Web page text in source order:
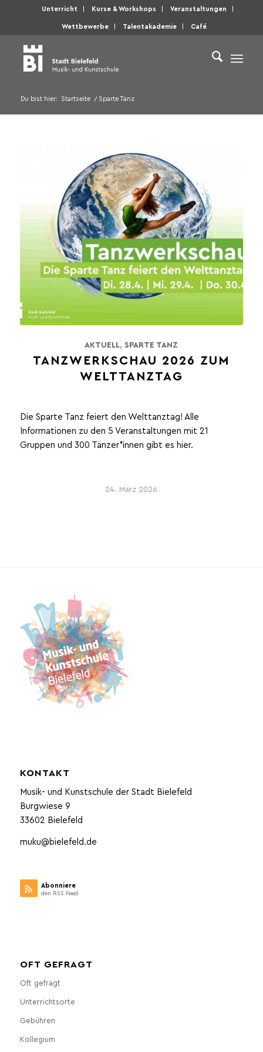
Unterricht Kurse & Workshops Veranstaltungen
Wettbewerbe Talentakademie Café
Du bist hier: Startseite / Sparte Tanz
AKTUELL, SPARTE TANZ
TANZWERKSCHAU 2026 ZUM
WELTTANZTAG
Die Sparte Tanz feiert den Welttanztag! Alle
Informationen zu den 5 Veranstaltungen mit 21
Gruppen und 300 Tänzer*innen gibt es hier.
24. März 2026
KONTAKT
Musik- und Kunstschule der Stadt Bielefeld
Burgwiese 9
33602 Bielefeld
muku@bielefeld.de
Abonniere
den RSS Feed
OFT GEFRAGT
Oft gefragt
Unterrichtsorte
Gebühren
Kollegium